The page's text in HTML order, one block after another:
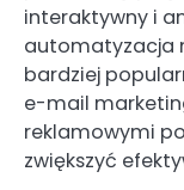
interaktywny i
automatyzacja
bardziej
e-mail
reklamowymi
zwiększyć